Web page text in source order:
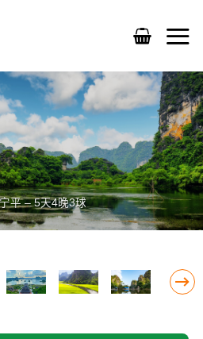
平 – 5天4晚3球